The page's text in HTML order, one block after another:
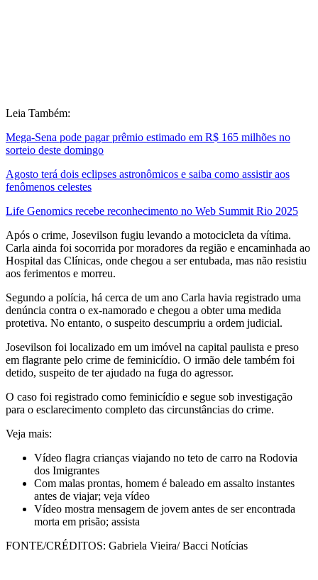
Leia Também:
Mega-Sena pode pagar prêmio estimado em R$ 165 milhões no
sorteio deste domingo
Agosto terá dois eclipses astronômicos e saiba como assistir aos
fenômenos celestes
Life Genomics recebe reconhecimento no Web Summit Rio 2025
Após o crime, Josevilson fugiu levando a motocicleta da vítima.
Carla ainda foi socorrida por moradores da região e encaminhada ao
Hospital das Clínicas, onde chegou a ser entubada, mas não resistiu
aos ferimentos e morreu.
Segundo a polícia, há cerca de um ano Carla havia registrado uma
denúncia contra o ex-namorado e chegou a obter uma medida
protetiva. No entanto, o suspeito descumpriu a ordem judicial.
Josevilson foi localizado em um imóvel na capital paulista e preso
em flagrante pelo crime de feminicídio. O irmão dele também foi
detido, suspeito de ter ajudado na fuga do agressor.
O caso foi registrado como feminicídio e segue sob investigação
para o esclarecimento completo das circunstâncias do crime.
Veja mais:
Vídeo flagra crianças viajando no teto de carro na Rodovia
dos Imigrantes
Com malas prontas, homem é baleado em assalto instantes
antes de viajar; veja vídeo
Vídeo mostra mensagem de jovem antes de ser encontrada
morta em prisão; assista
FONTE/CRÉDITOS: Gabriela Vieira/ Bacci Notícias